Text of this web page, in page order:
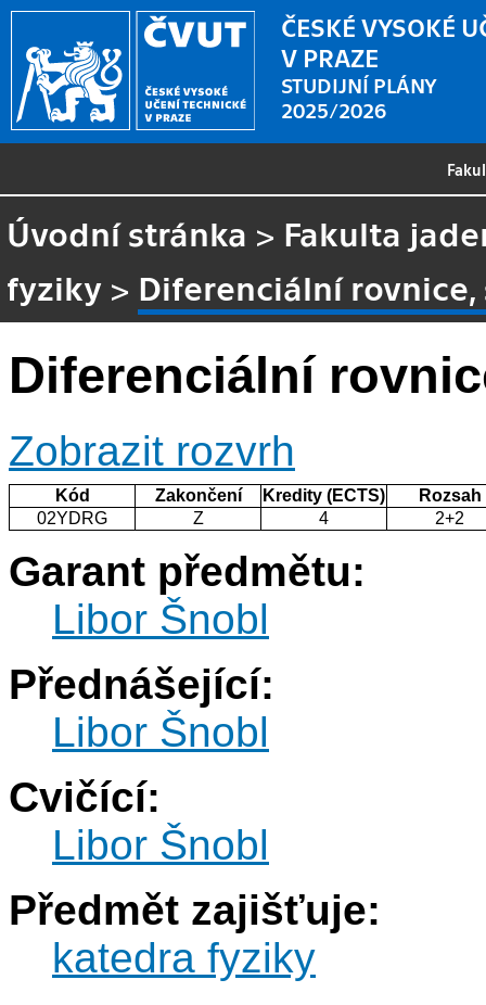
ČESKÉ VYSOKÉ
V PRAZE
STUDIJNÍ PLÁNY
2025/2026
Úvodní stránka > Fakulta
fyziky > Diferenciální
Diferenciální
Zobrazit rozvrh
Kód Zakončení Kredity (ECTS)
Rozsah
02YDRG
Z 4 2+2
Garant předmětu:
Libor Šnobl
Přednášející:
Libor Šnobl
Cvičící:
Libor Šnobl
Předmět zajišťuje:
katedra fyziky